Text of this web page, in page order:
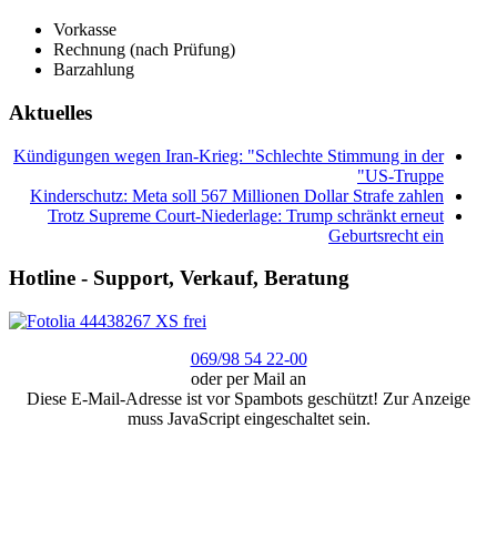
Vorkasse
Rechnung (nach Prüfung)
Barzahlung
Aktuelles
Kündigungen wegen Iran-Krieg: "Schlechte Stimmung in der
US-Truppe"
Kinderschutz: Meta soll 567 Millionen Dollar Strafe zahlen
Trotz Supreme Court-Niederlage: Trump schränkt erneut
Geburtsrecht ein
Hotline - Support, Verkauf, Beratung
069/98 54 22-00
oder per Mail an
Diese E-Mail-Adresse ist vor Spambots geschützt! Zur Anzeige
muss JavaScript eingeschaltet sein.